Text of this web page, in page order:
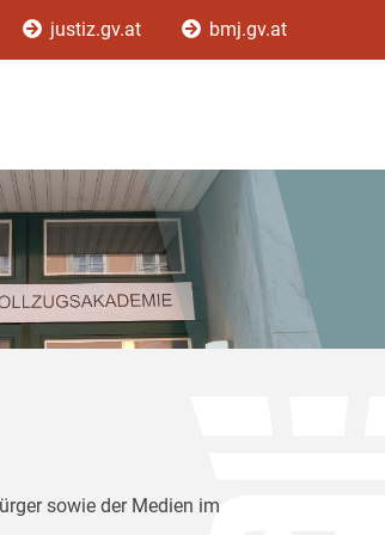
justiz.gv.at bmj.gv.at
sowie der Medien im